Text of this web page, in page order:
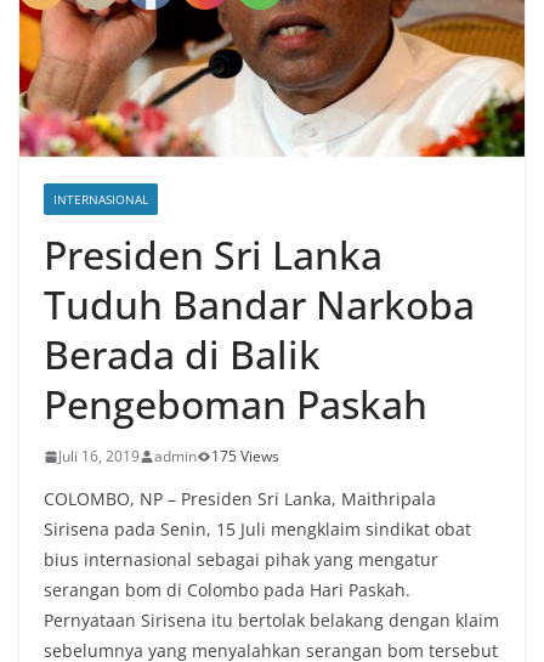
INTERNASIONAL
Presiden Sri Lanka
Tuduh Bandar Narkoba
Berada di Balik
Pengeboman Paskah
Juli 16, 2019 admin 175 Views
COLOMBO, NP – Presiden Sri Lanka, Maithripala
Sirisena pada Senin, 15 Juli mengklaim sindikat obat
bius internasional sebagai pihak yang mengatur
serangan bom di Colombo pada Hari Paskah.
Pernyataan Sirisena itu bertolak belakang dengan klaim
sebelumnya yang menyalahkan serangan bom tersebut